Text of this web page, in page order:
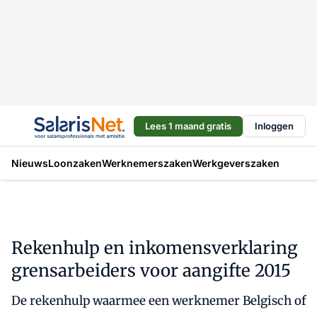
Lees 1 maand gratis Inloggen
NieuwsLoonzakenWerknemerszakenWerkgeverszaken
Rekenhulp en inkomensverklaring
grensarbeiders voor aangifte 2015
De rekenhulp waarmee een werknemer Belgisch of